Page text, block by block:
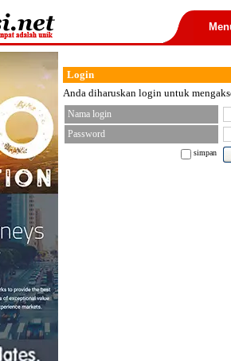
Login
Anda diharuskan login untuk
Nama login
Password
simpan